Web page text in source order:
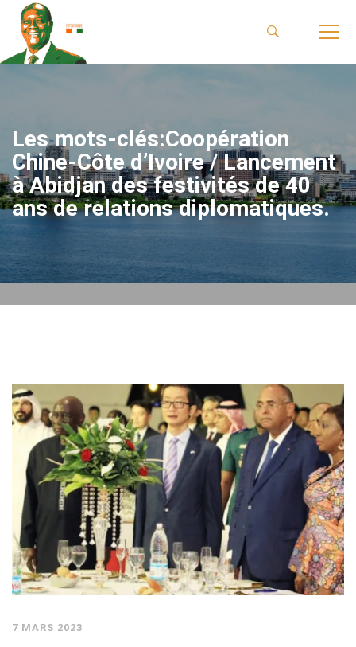
Les mots-clés:Coopération
Chine-Côte d’Ivoire / Lancement
à Abidjan des festivités de 40
ans de relations diplomatiques.
7 MARS 2023